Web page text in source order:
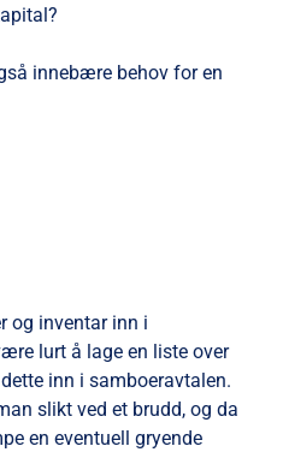
innebære behov for en
og inventar inn i
lurt å lage en liste over
inn i samboeravtalen.
slikt ved et brudd, og da
en eventuell gryende